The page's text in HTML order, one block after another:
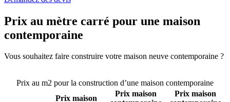
Prix au mètre carré pour une maison
contemporaine
Vous souhaitez faire construire votre maison neuve contemporaine ?
Prix au m2 pour la construction d’une maison contemporaine
Prix maison
Prix maison
Prix maison